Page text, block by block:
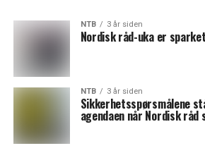
NTB 3 år siden
Nordisk råd-uka er
NTB 3 år siden
Sikkerhetsspørsmålene
agendaen når Nordisk råd